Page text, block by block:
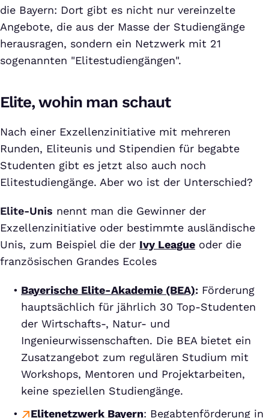
die Bayern: Dort gibt es nicht nur vereinzelte
Angebote, die aus der Masse der Studiengänge
herausragen, sondern ein Netzwerk mit 21
sogenannten "Elitestudiengängen".
Elite, wohin man schaut
Nach einer Exzellenzinitiative mit mehreren
Runden, Eliteunis und Stipendien für begabte
Studenten gibt es jetzt also auch noch
Elitestudiengänge. Aber wo ist der Unterschied?
Elite-Unis nennt man die Gewinner der
Exzellenzinitiative oder bestimmte ausländische
Unis, zum Beispiel die der Ivy League oder die
französischen Grandes Ecoles
Bayerische Elite-Akademie (BEA): Förderung
hauptsächlich für jährlich 30 Top-Studenten
der Wirtschafts-, Natur- und
Ingenieurwissenschaften. Die BEA bietet ein
Zusatzangebot zum regulären Studium mit
Workshops, Mentoren und Projektarbeiten,
keine speziellen Studiengänge.
Elitenetzwerk Bayern: Begabtenförderung in